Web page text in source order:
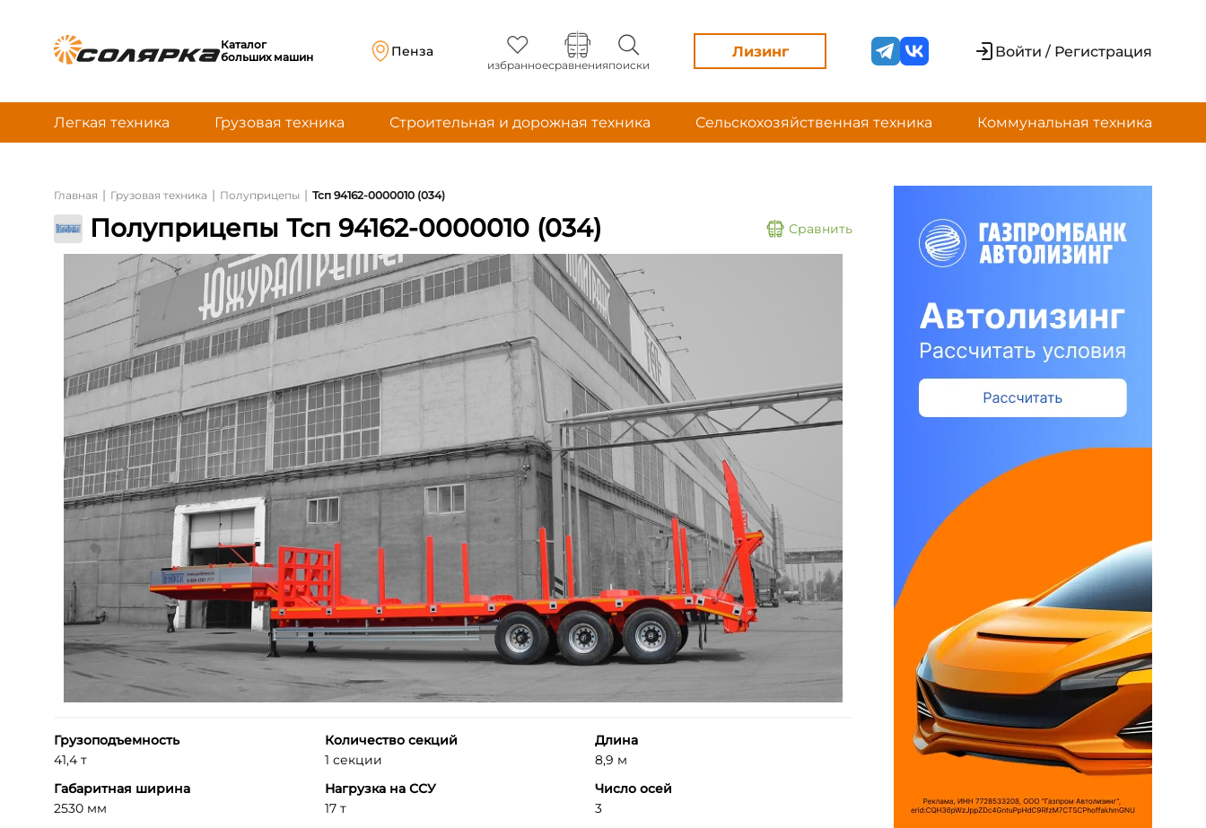
Каталог
больших машин
Пенза
избранноесравненияпоиски
Лизинг Войти / Регистрация
Легкая техника Грузовая техника Строительная и дорожная техника Сельскохозяйственная техника Коммунальная техника
Главная | Грузовая техника | Полуприцепы | Тсп 94162-0000010 (034)
Полуприцепы Тсп 94162-0000010 (034) Сравнить
Грузоподъемность
41,4 т
Количество секций
1 секции
Длина
8,9 м
Габаритная ширина
2530 мм
Нагрузка на ССУ
17 т
Число осей
3